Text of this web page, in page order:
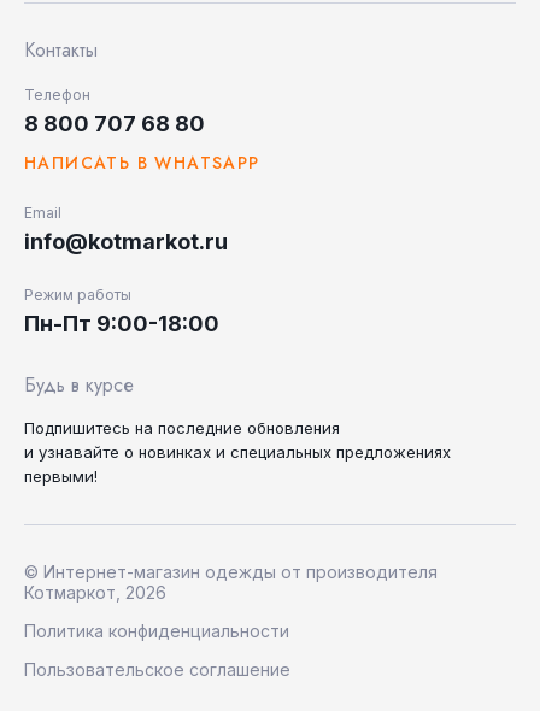
Контакты
Телефон
8 800 707 68 80
НАПИСАТЬ В WHATSAPP
Email
info@kotmarkot.ru
Режим работы
Пн-Пт 9:00-18:00
Будь в курсе
Подпишитесь на последние обновления
и узнавайте о новинках и специальных предложениях
первыми!
© Интернет-магазин одежды от производителя
Котмаркот, 2026
Политика конфиденциальности
Пользовательское соглашение